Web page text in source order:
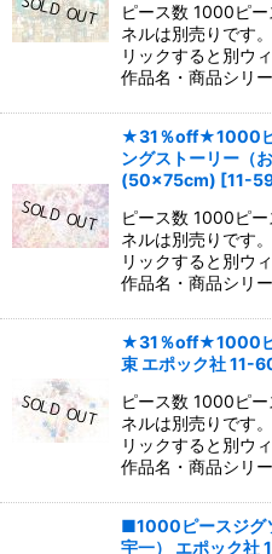
ピース数 1000ピ
ネルは別売りです
リックすると別ウ
作品名・商品シリ
★31％off★1000ピ
ングストーリー（
(50×75cm) [11-
ピース数 1000ピ
ネルは別売りです
リックすると別ウ
作品名・商品シリ
★31％off★1000ピ
束 エポック社
ピース数 1000ピ
ネルは別売りです
リックすると別ウ
作品名・商品シリ
■1000ピースジグ
宇一） エポック